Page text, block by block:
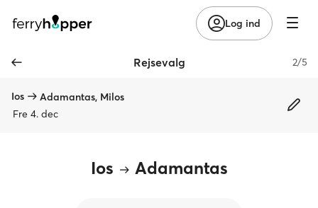
Log ind
Rejsevalg 2/5
Ios
Adamantas, Milos
Fre 4. dec
Ios Adamantas